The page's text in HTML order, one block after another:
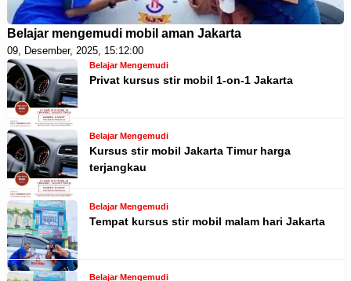
Belajar mengemudi mobil aman Jakarta
09, Desember, 2025, 15:12:00
Belajar Mengemudi
Privat kursus stir mobil 1-on-1 Jakarta
Belajar Mengemudi
Kursus stir mobil Jakarta Timur harga
terjangkau
Belajar Mengemudi
Tempat kursus stir mobil malam hari Jakarta
Belajar Mengemudi